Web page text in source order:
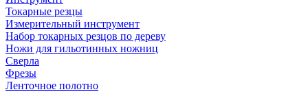
Токарные резцы
Измерительный инструмент
Набор токарных резцов по дереву
Ножи для гильотинных ножниц
Сверла
Фрезы
Ленточное полотно